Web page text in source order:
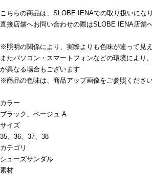
こちらの商品は、SLOBE IENAでの取り扱いになり
直接店舗へお問い合わせの際はSLOBE IENA店舗
※照明の関係により、実際よりも色味が違って見
またパソコン・スマートフォンなどの環境により
が異なる場合もございます
※商品の色味は、商品アップ画像をご参照ください
カラー
ブラック、ベージュ A
サイズ
35、36、37、38
カテゴリ
シューズサンダル
素材